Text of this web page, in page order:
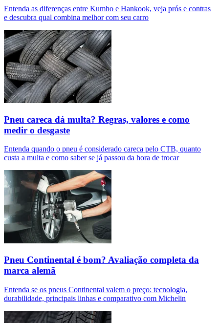
Entenda as diferenças entre Kumho e Hankook, veja prós e contras
e descubra qual combina melhor com seu carro
Pneu careca dá multa? Regras, valores e como
medir o desgaste
Entenda quando o pneu é considerado careca pelo CTB, quanto
custa a multa e como saber se já passou da hora de trocar
Pneu Continental é bom? Avaliação completa da
marca alemã
Entenda se os pneus Continental valem o preço: tecnologia,
durabilidade, principais linhas e comparativo com Michelin